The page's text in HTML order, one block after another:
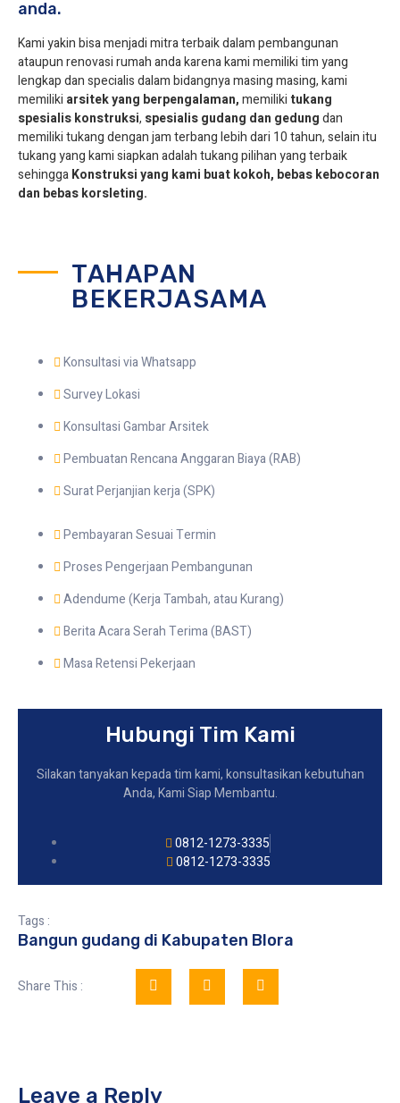
anda.
Kami yakin bisa menjadi mitra terbaik dalam pembangunan
ataupun renovasi rumah anda karena kami memiliki tim yang
lengkap dan specialis dalam bidangnya masing masing, kami
memiliki arsitek yang berpengalaman,memiliki tukang
spesialiskonstruksi, spesialis gudang dan gedungdan
memiliki tukang dengan jam terbang lebih dari 10 tahun, selain itu
tukang yang kami siapkan adalah tukang pilihan yang terbaik
sehinggaKonstruksi yang kami buat kokoh, bebas kebocoran
dan bebas korsleting.
TAHAPAN
BEKERJASAMA
Konsultasi via Whatsapp
Survey Lokasi
Konsultasi Gambar Arsitek
Pembuatan Rencana Anggaran Biaya (RAB)
Surat Perjanjian kerja (SPK)
Pembayaran Sesuai Termin
Proses Pengerjaan Pembangunan
Adendume (Kerja Tambah, atau Kurang)
Berita Acara Serah Terima (BAST)
Masa Retensi Pekerjaan
Hubungi Tim Kami
Silakan tanyakan kepada tim kami, konsultasikan kebutuhan
Anda, Kami Siap Membantu.
0812-1273-3335
0812-1273-3335
Tags :
Bangun gudang di Kabupaten Blora
Share This :
Leave a Reply